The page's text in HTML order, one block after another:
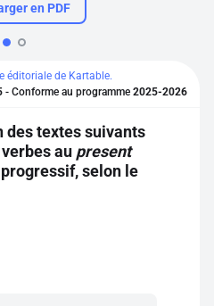
gratuitement
contenus offerts.
en PDF
éditoriale de Kartable.
- Conforme au programme 2025-2026
des textes suivants
au present
selon le